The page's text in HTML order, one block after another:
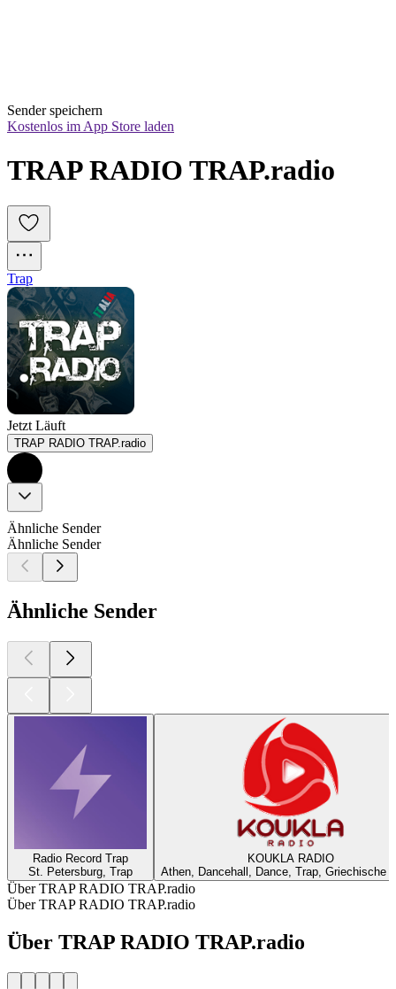
Sender speichern
Kostenlos im App Store laden
TRAP RADIO TRAP.radio
Trap
Jetzt Läuft
TRAP RADIO TRAP.radio
Ähnliche Sender
Ähnliche Sender
Ähnliche Sender
Radio Record Trap
St. Petersburg, Trap
KOUKLA RADIO
Athen, Dancehall, Dance, Trap, Griechische
Über TRAP RADIO TRAP.radio
Über TRAP RADIO TRAP.radio
Über TRAP RADIO TRAP.radio